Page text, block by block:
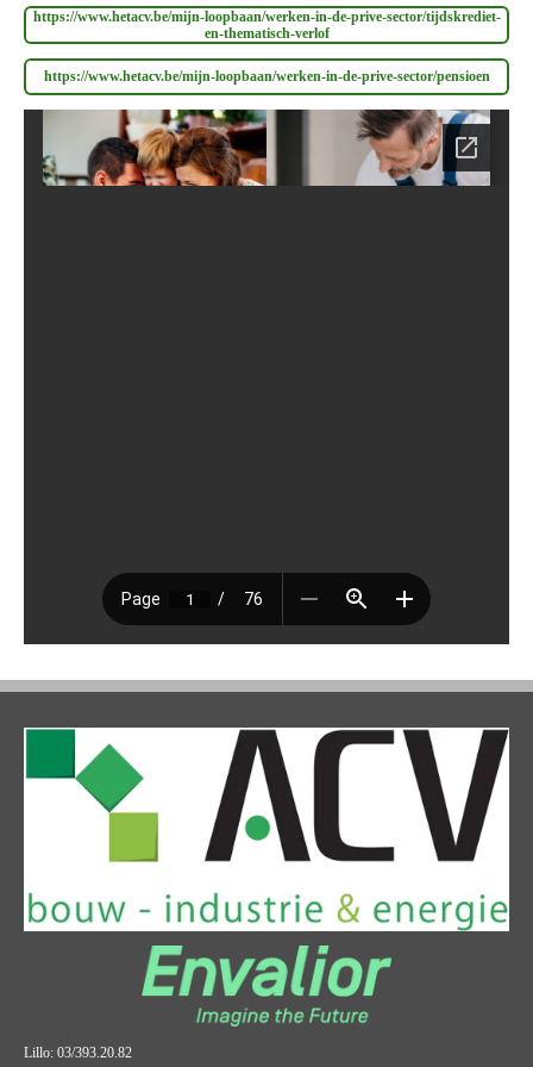
https://www.hetacv.be/mijn-loopbaan/werken-in-de-prive-sector/tijdskrediet-
en-thematisch-verlof
https://www.hetacv.be/mijn-loopbaan/werken-in-de-prive-sector/pensioen
Lillo: 03/393.20.82